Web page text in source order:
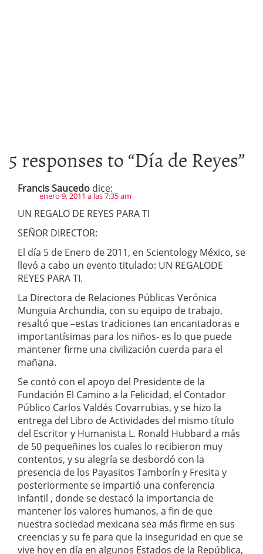
5 responses to “Día de Reyes”
Francis Saucedo dice:
enero 9, 2011 a las 7:35 am
UN REGALO DE REYES PARA TI
SEÑOR DIRECTOR:
El día 5 de Enero de 2011, en Scientology México, se
llevó a cabo un evento titulado: UN REGALODE
REYES PARA TI.
La Directora de Relaciones Públicas Verónica
Munguia Archundia, con su equipo de trabajo,
resaltó que –estas tradiciones tan encantadoras e
importantísimas para los niños- es lo que puede
mantener firme una civilización cuerda para el
mañana.
Se contó con el apoyo del Presidente de la
Fundación El Camino a la Felicidad, el Contador
Público Carlos Valdés Covarrubias, y se hizo la
entrega del Libro de Actividades del mismo título
del Escritor y Humanista L. Ronald Hubbard a más
de 50 pequeñines los cuales lo recibieron muy
contentos, y su alegría se desbordó con la
presencia de los Payasitos Tamborín y Fresita y
posteriormente se impartió una conferencia
infantil , donde se destacó la importancia de
mantener los valores humanos, a fin de que
nuestra sociedad mexicana sea más firme en sus
creencias y su fe para que la inseguridad en que se
vive hoy en día en algunos Estados de la República,